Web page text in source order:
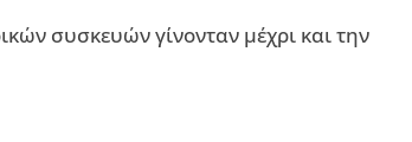
συσκευών γίνονταν μέχρι και την